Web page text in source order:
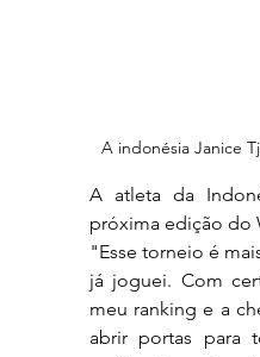
A indonésia Janice
A atleta da
próxima edição do
"Esse torneio é
já joguei. Com
meu ranking e a
abrir portas para